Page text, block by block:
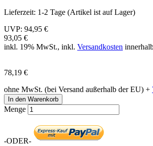
Lieferzeit: 1-2 Tage (Artikel ist auf Lager)
UVP: 94,95 €
93,05 €
inkl. 19% MwSt., inkl. Versandkosten
78,19 €
ohne MwSt. (bei Versand außerhalb der EU) +
In den Warenkorb
Menge
-ODER-